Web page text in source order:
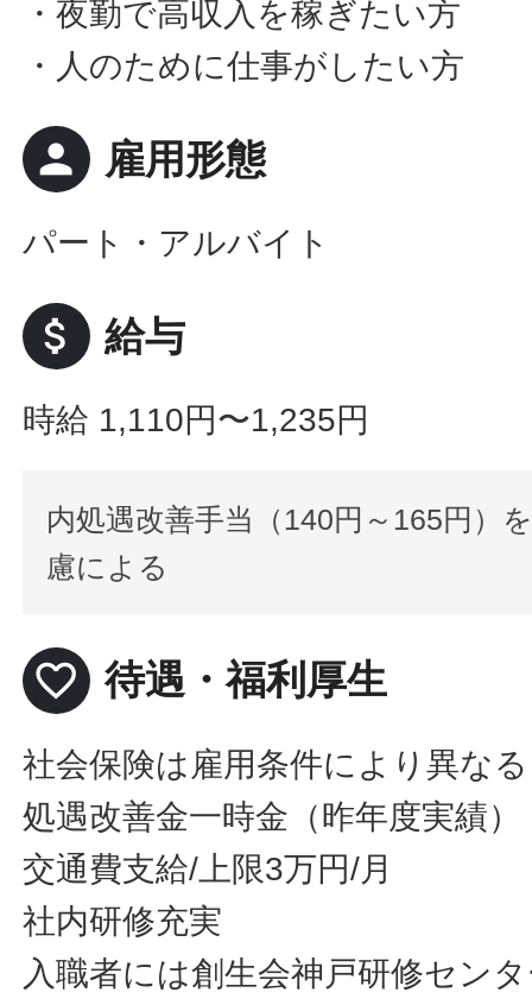
・夜勤で高収入を稼ぎたい方
・人のために仕事がしたい方
person 雇用形態
パート・アルバイト
attach_money 給与
時給 1,110円〜1,235円
内処遇改善手当（140円～165円）
慮による
favorite_border 待遇・福利厚生
社会保険は雇用条件により異なる
処遇改善金一時金（昨年度実績）
交通費支給/上限3万円/月
社内研修充実
入職者には創生会神戸研修セン